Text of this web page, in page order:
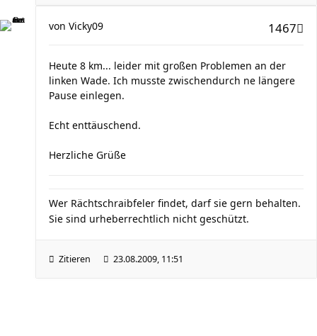
1467
von Vicky09
Heute 8 km... leider mit großen Problemen an der
linken Wade. Ich musste zwischendurch ne längere
Pause einlegen.
Echt enttäuschend.
Herzliche Grüße
Wer Rächtschraibfeler findet, darf sie gern behalten.
Sie sind urheberrechtlich nicht geschützt.
Zitieren 23.08.2009, 11:51